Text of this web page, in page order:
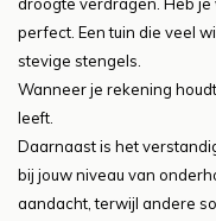
perfect. Een tuin die veel
stevige stengels.
Wanneer je rekening
leeft.
Daarnaast is het
bij jouw niveau van
aandacht, terwijl andere